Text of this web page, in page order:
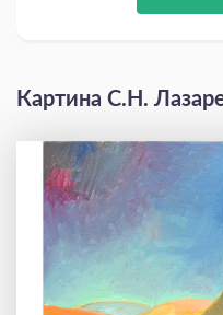
Картина С.Н.